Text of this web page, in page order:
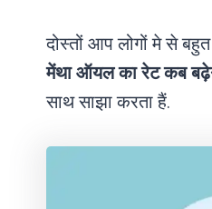
दोस्तों आप लोगों मे से
मेंथा ऑयल का रेट कब
साथ साझा करता हैं.